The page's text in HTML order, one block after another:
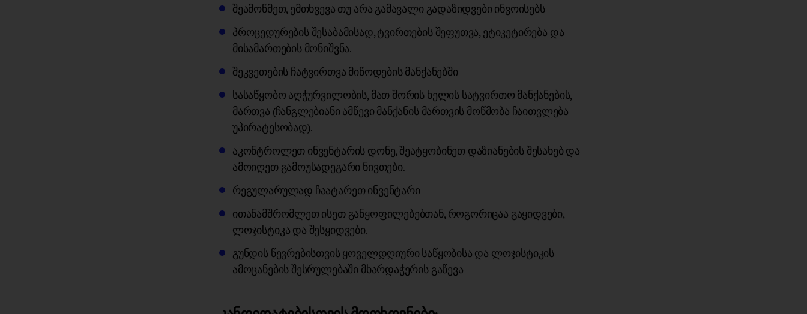
შეამოწმეთ, ემთხვევა თუ არა გამავალი გადაზიდვები ინვოისებს
პროცედურების შესაბამისად, ტვირთების შეფუთვა, ეტიკეტირება და
მისამართების მონიშვნა.
შეკვეთების ჩატვირთვა მიწოდების მანქანებში
სასაწყობო აღჭურვილობის, მათ შორის ხელის სატვირთო მანქანების,
მართვა (ჩანგლებიანი ამწევი მანქანის მართვის მოწმობა ჩაითვლება
უპირატესობად).
აკონტროლეთ ინვენტარის დონე, შეატყობინეთ დაზიანების შესახებ და
ამოიღეთ გამოუსადეგარი ნივთები.
რეგულარულად ჩაატარეთ ინვენტარი
ითანამშრომლეთ ისეთ განყოფილებებთან, როგორიცაა გაყიდვები,
ლოჯისტიკა და შესყიდვები.
გუნდის წევრებისთვის ყოველდღიური საწყობისა და ლოჯისტიკის
ამოცანების შესრულებაში მხარდაჭერის გაწევა